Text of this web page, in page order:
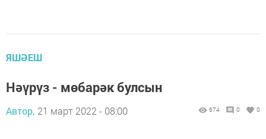
ЯШӘЕШ
Нәүрүз - мөбарәк булсын
Автор, 21 март 2022 - 08:00 674 0 0